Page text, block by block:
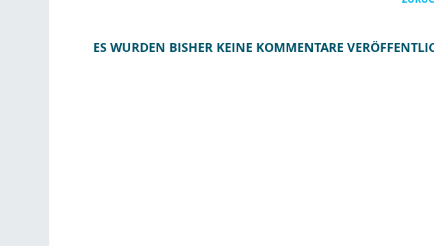
ES WURDEN BISHER KEINE KOMMENTARE